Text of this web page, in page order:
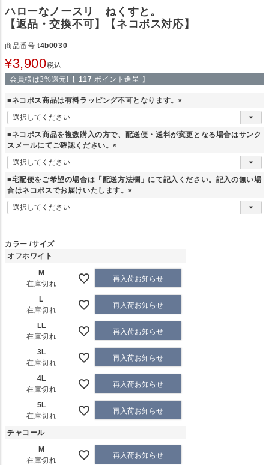
ハローなノースリ ねくすと。
【返品・交換不可】【ネコポス対応】
商品番号 t4b0030
¥3,900税込
会員様は3%還元!【 117 ポイント進呈 】
■ネコポス商品は有料ラッピング不可となります。
(
必
須
■ネコポス商品を複数購入の方で、配送便・送料が変更となる場合はサンク
スメールにてご確認ください。
(
必
須
)
■宅配便をご希望の場合は「配送方法欄」にて記入ください。記入の無い場
合はネコポスでお届けいたします。
(
必
カラー サイズ
オフホワイト
M
在庫切れ
再入荷お知らせ
L
在庫切れ
再入荷お知らせ
LL
在庫切れ
再入荷お知らせ
3L
在庫切れ
再入荷お知らせ
4L
在庫切れ
再入荷お知らせ
5L
在庫切れ
再入荷お知らせ
チャコール
M
在庫切れ
再入荷お知らせ